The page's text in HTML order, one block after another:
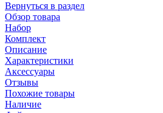
Вернуться в раздел
Обзор товара
Набор
Комплект
Описание
Характеристики
Аксессуары
Отзывы
Похожие товары
Наличие